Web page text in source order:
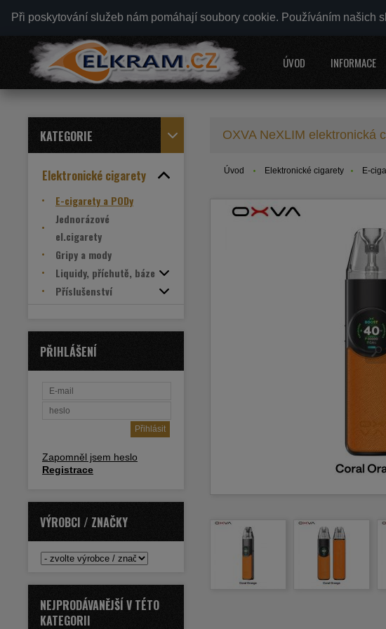
Při poskytování služeb nám pomáhají soubory cookie. Používáním
ÚVOD INFORMACE
KATEGORIE
Elektronické cigarety
E-cigarety a PODy
Jednorázové
el.cigarety
Gripy a mody
Liquidy, příchutě, báze
Příslušenství
PŘIHLÁŠENÍ
Zapomněl jsem heslo
Registrace
VÝROBCI / ZNAČKY
NEJPRODÁVANĚJŠÍ V TÉTO
KATEGORII
OXVA NeXLIM elektronická
Úvod Elektronické cigarety E-